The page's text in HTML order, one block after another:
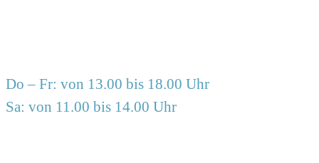
Do – Fr: von 13.00 bis 18.00 Uhr
Sa: von 11.00 bis 14.00 Uhr